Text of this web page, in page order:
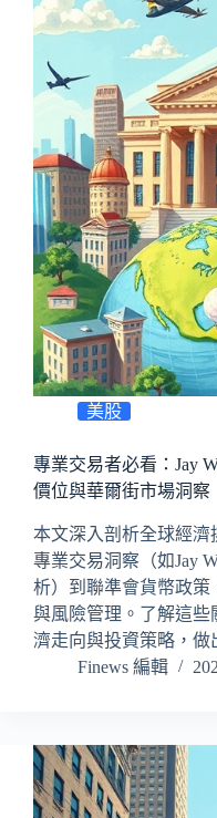
美股
專業交易者必看：Jay
價位與華爾街市場洞察
本文深入剖析全球經
專業交易洞察（如Jay
析）到聯準會貨幣政
與風險管理。了解這些
濟走向與投資策略，做
Finews 編輯